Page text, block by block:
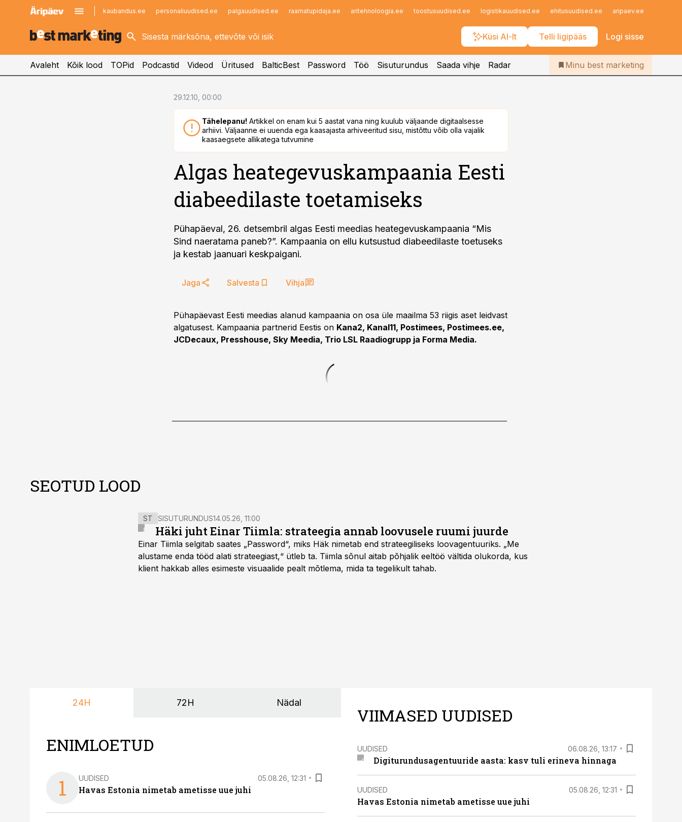
kaubandus.ee personaliuudised.ee palgauudised.ee raamatupidaja.ee aritehnoloogia.ee toostusuudised.ee logistikauudised.ee ehitusuudised.ee aripaev.ee
Küsi AI-lt Telli ligipääs Logi sisse
kinnisvarauudised.ee
logistikauudised.ee
imelineajalugu.ee
Infopank
Iseteenindus
Telli Bestmarketing
Avaleht Kõik lood TOPid Podcastid Videod Üritused BalticBest Password Töö Sisuturundus Saada vihje Radar Minu best marketing
29.12.10, 00:00
Tähelepanu! Artikkel on enam kui 5 aastat vana ning kuulub väljaande digitaalsesse
arhiivi. Väljaanne ei uuenda ega kaasajasta arhiveeritud sisu, mistõttu võib olla vajalik
kaasaegsete allikatega tutvumine
Algas heategevuskampaania Eesti
diabeedilaste toetamiseks
Pühapäeval, 26. detsembril algas Eesti meedias heategevuskampaania “Mis
Sind naeratama paneb?”. Kampaania on ellu kutsustud diabeedilaste toetuseks
ja kestab jaanuari keskpaigani.
Jaga Salvesta Vihja
Pühapäevast Eesti meedias alanud kampaania on osa üle maailma 53 riigis aset leidvast
algatusest. Kampaania partnerid Eestis on Kana2, Kanal11, Postimees, Postimees.ee,
JCDecaux, Presshouse, Sky Meedia, Trio LSL Raadiogrupp ja Forma Media.
SEOTUD LOOD
ST SISUTURUNDUS14.05.26, 11:00
Häki juht Einar Tiimla: strateegia annab loovusele ruumi juurde
Einar Tiimla selgitab saates „Password“, miks Häk nimetab end strateegiliseks loovagentuuriks. „Me
alustame enda tööd alati strateegiast,“ ütleb ta. Tiimla sõnul aitab põhjalik eeltöö vältida olukorda, kus
klient hakkab alles esimeste visuaalide pealt mõtlema, mida ta tegelikult tahab.
24H 72H Nädal
ENIMLOETUD
1 UUDISED 05.08.26, 12:31
Havas Estonia nimetab ametisse uue juhi
VIIMASED UUDISED
UUDISED 06.08.26, 13:17
Digiturundusagentuuride aasta: kasv tuli erineva hinnaga
UUDISED 05.08.26, 12:31
Havas Estonia nimetab ametisse uue juhi